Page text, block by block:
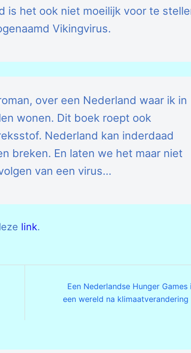
is het ook niet moeilijk voor te
Vikingvirus.
over een Nederland waar ik in
wonen. Dit boek roept ook
Nederland kan inderdaad
breken. En laten we het maar niet
van een virus…
link.
Een Nederlandse Hunger Games
een wereld na klimaatverandering